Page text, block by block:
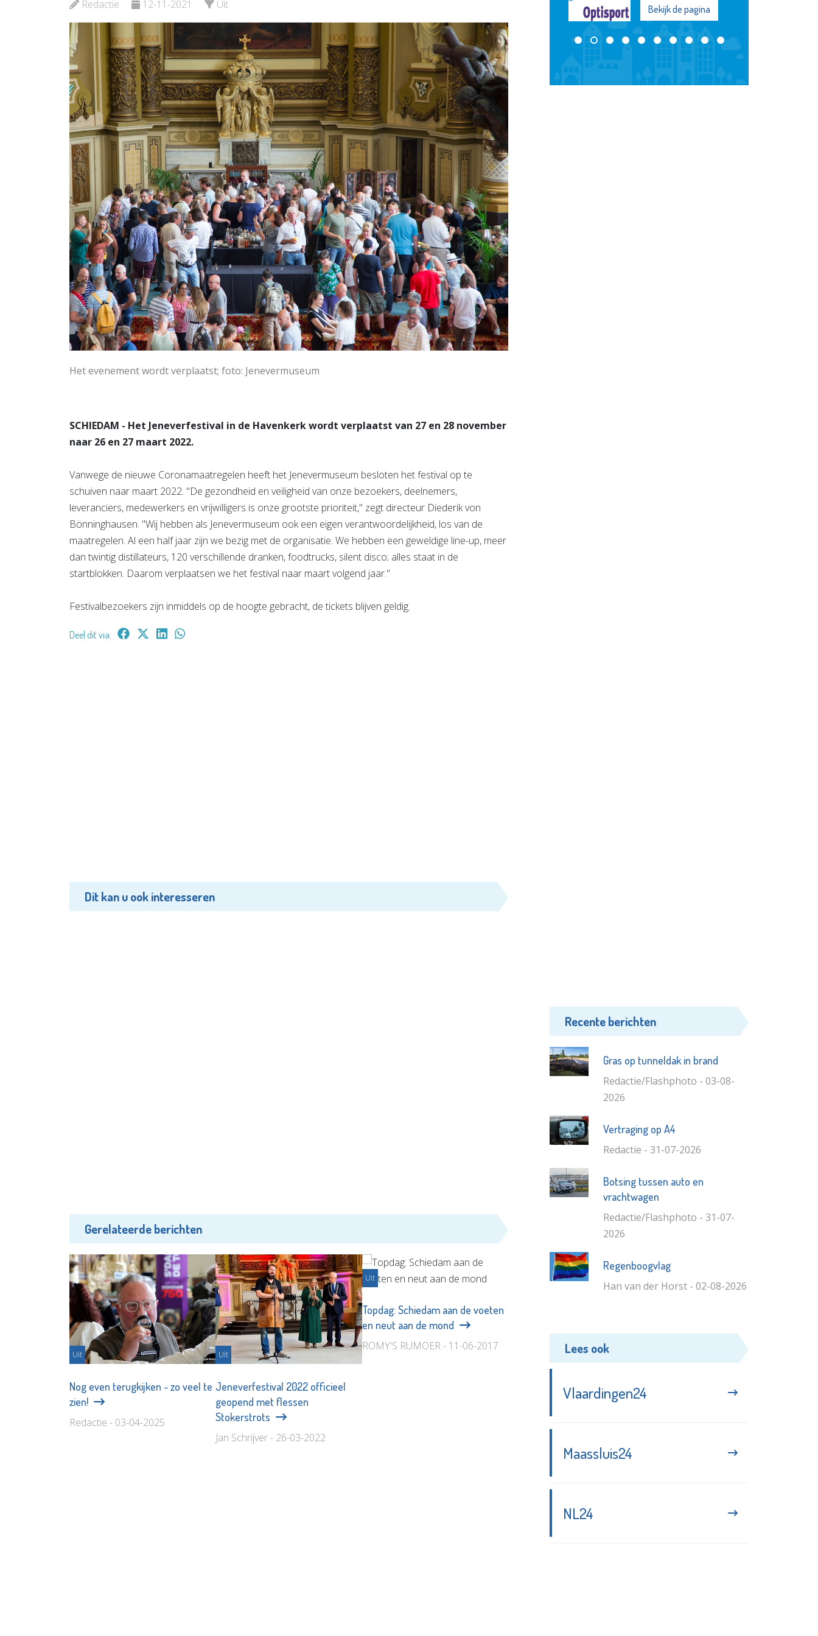
Redactie 12-11-2021 Uit
Het evenement wordt verplaatst; foto: Jenevermuseum
SCHIEDAM - Het Jeneverfestival in de Havenkerk wordt verplaatst van 27 en 28 november
naar 26 en 27 maart 2022.
Vanwege de nieuwe Coronamaatregelen heeft het Jenevermuseum besloten het festival op te
schuiven naar maart 2022. "De gezondheid en veiligheid van onze bezoekers, deelnemers,
leveranciers, medewerkers en vrijwilligers is onze grootste prioriteit," zegt directeur Diederik von
Bönninghausen. "Wij hebben als Jenevermuseum ook een eigen verantwoordelijkheid, los van de
maatregelen. Al een half jaar zijn we bezig met de organisatie. We hebben een geweldige line-up, meer
dan twintig distillateurs, 120 verschillende dranken, foodtrucks, silent disco; alles staat in de
startblokken. Daarom verplaatsen we het festival naar maart volgend jaar."
Festivalbezoekers zijn inmiddels op de hoogte gebracht, de tickets blijven geldig.
Deel dit via:
Dit kan u ook interesseren
Gerelateerde berichten
Uit
Nog even terugkijken - zo veel te
zien!
Redactie - 03-04-2025
Uit
Jeneverfestival 2022 officieel
geopend met flessen
Stokerstrots
Jan Schrijver - 26-03-2022
Uit
Topdag: Schiedam aan de voeten
en neut aan de mond
ROMY'S RUMOER - 11-06-2017
Bekijk de pagina
Recente berichten
Gras op tunneldak in brand
Redactie/Flashphoto - 03-08-
2026
Vertraging op A4
Redactie - 31-07-2026
Botsing tussen auto en
vrachtwagen
Redactie/Flashphoto - 31-07-
2026
Regenboogvlag
Han van der Horst - 02-08-2026
Lees ook
Vlaardingen24
Maassluis24
NL24